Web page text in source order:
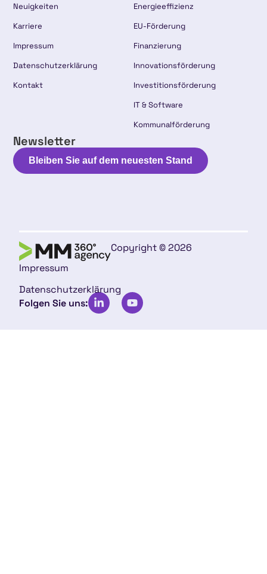
Neuigkeiten
Karriere
Impressum
Datenschutzerklärung
Kontakt
Energieeffizienz
EU-Förderung
Finanzierung
Innovationsförderung
Investitionsförderung
IT & Software
Kommunalförderung
Newsletter
Bleiben Sie auf dem neuesten Stand
Copyright © 2026
Impressum
Datenschutzerklärung
Folgen Sie uns: